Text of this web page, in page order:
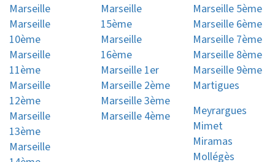
Marseille
Marseille
10ème
Marseille
11ème
Marseille
12ème
Marseille
13ème
Marseille
Marseille
15ème
Marseille
16ème
Marseille 1er
Marseille 2ème
Marseille 3ème
Marseille 4ème
Marseille 5ème
Marseille 6ème
Marseille 7ème
Marseille 8ème
Marseille 9ème
Martigues
Meyrargues
Mimet
Miramas
Mollégès